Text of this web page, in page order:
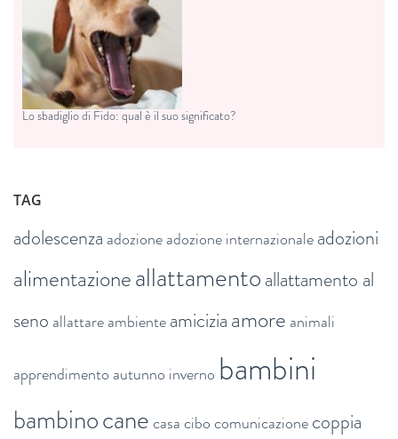
Lo sbadiglio di Fido: qual è il suo significato?
TAG
adolescenza adozioneadozione internazionaleadozioni
alimentazioneallattamentoallattamento al
seno allattareambienteamiciziaamore animali
apprendimento autunno inverno bambini
bambinocanecasacibocomunicazionecoppia